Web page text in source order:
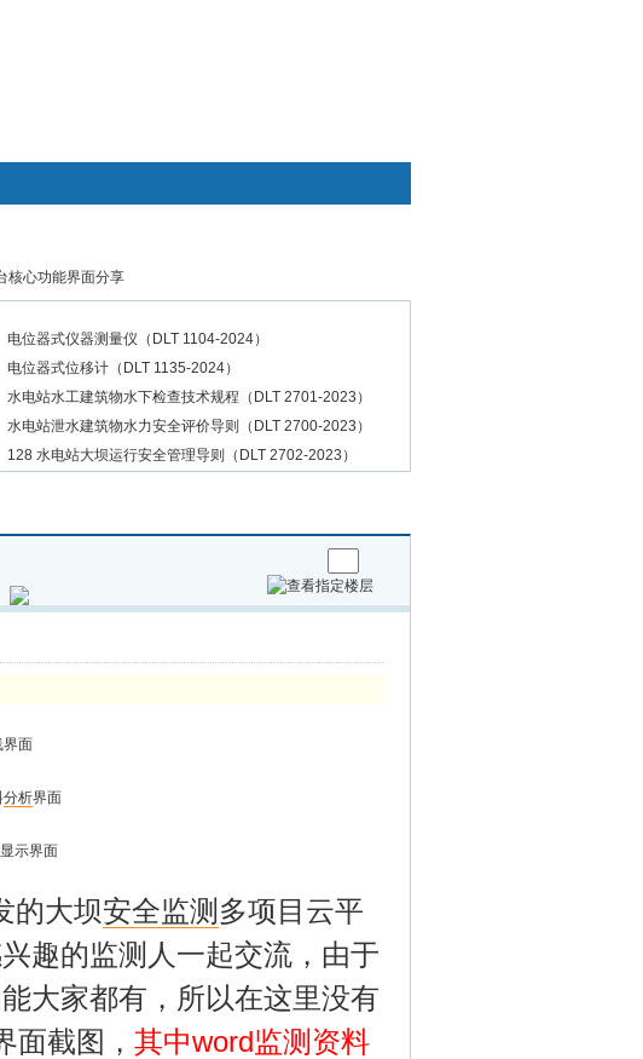
核心功能界面分享
电位器式仪器测量仪（DLT 1104-2024）
电位器式位移计（DLT 1135-2024）
水电站水工建筑物水下检查技术规程（DLT 2701-2023）
水电站泄水建筑物水力安全评价导则（DLT 2700-2023）
128 水电站大坝运行安全管理导则（DLT 2702-2023）
面
分析界面
示界面
的大坝安全监测 多项目云平
趣的监测人一起交流，由于
大家都有，所以在这里没有
面截图， 其中word监测资料